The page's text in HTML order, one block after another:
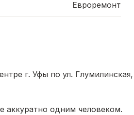
Евроремонт
г. Уфы по ул. Глумилинская,
аккуратно одним человеком.